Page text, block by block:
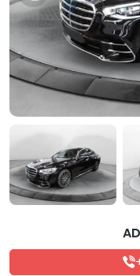
Contact